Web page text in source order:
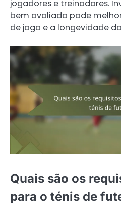
jogadores e treinadores.
bem avaliado pode
de jogo e a longevidade
Quais são os
para o ténis de